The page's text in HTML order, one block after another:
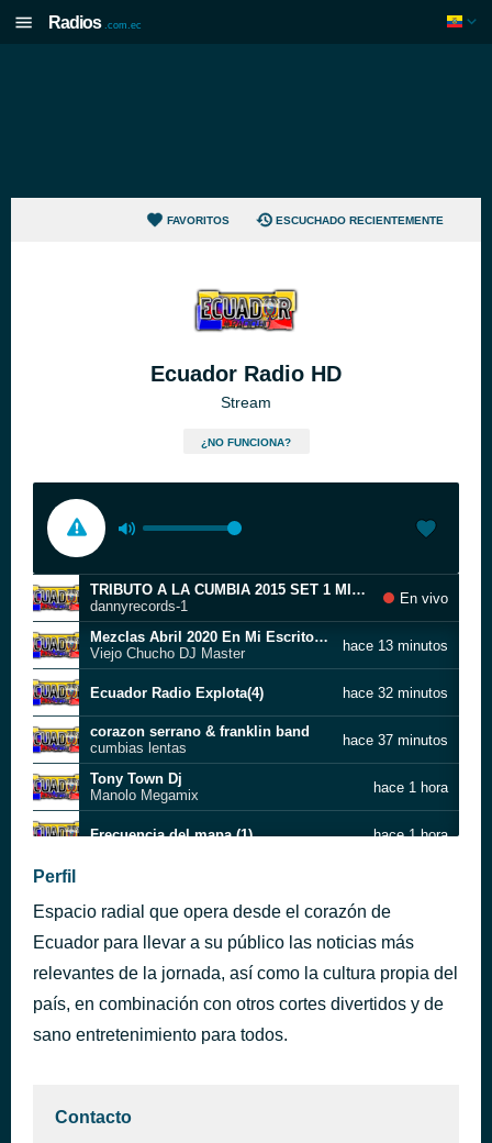
Radios .com.ec
FAVORITOS ESCUCHADO RECIENTEMENTE
Ecuador Radio HD
Stream
¿NO FUNCIONA?
TRIBUTO A LA CUMBIA 2015 SET 1 MIX KLEVER JAVIER
dannyrecords-1
En vivo
Mezclas Abril 2020 En Mi Escritorio Chofersito Carretero Que tonto mi corazon Que Lastima Tomando por un amor Susana Llevame contigo
Viejo Chucho DJ Master
hace 13 minutos
Ecuador Radio Explota(4) hace 32 minutos
corazon serrano & franklin band
cumbias lentas
hace 37 minutos
Tony Town Dj
Manolo Megamix
hace 1 hora
Frecuencia del mapa (1) hace 1 hora
09 2020
Chicha Mix Dj Onne 02
hace 1 hora
Perfil
Espacio radial que opera desde el corazón de
Ecuador para llevar a su público las noticias más
relevantes de la jornada, así como la cultura propia del
país, en combinación con otros cortes divertidos y de
sano entretenimiento para todos.
Contacto